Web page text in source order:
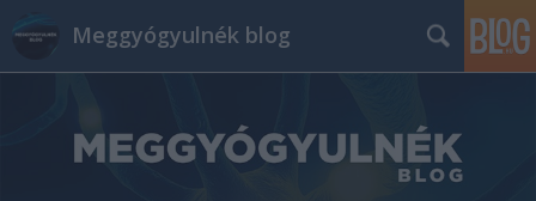
Meggyógyulnék blog